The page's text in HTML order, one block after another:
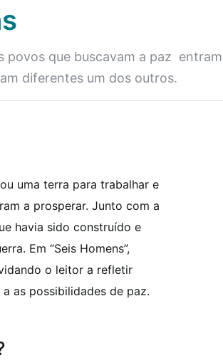
povos que buscavam a paz entram
diferentes um dos outros.
uma terra para trabalhar e
a prosperar. Junto com a
havia sido construído e
Em “Seis Homens”,
o leitor a refletir
as possibilidades de paz.